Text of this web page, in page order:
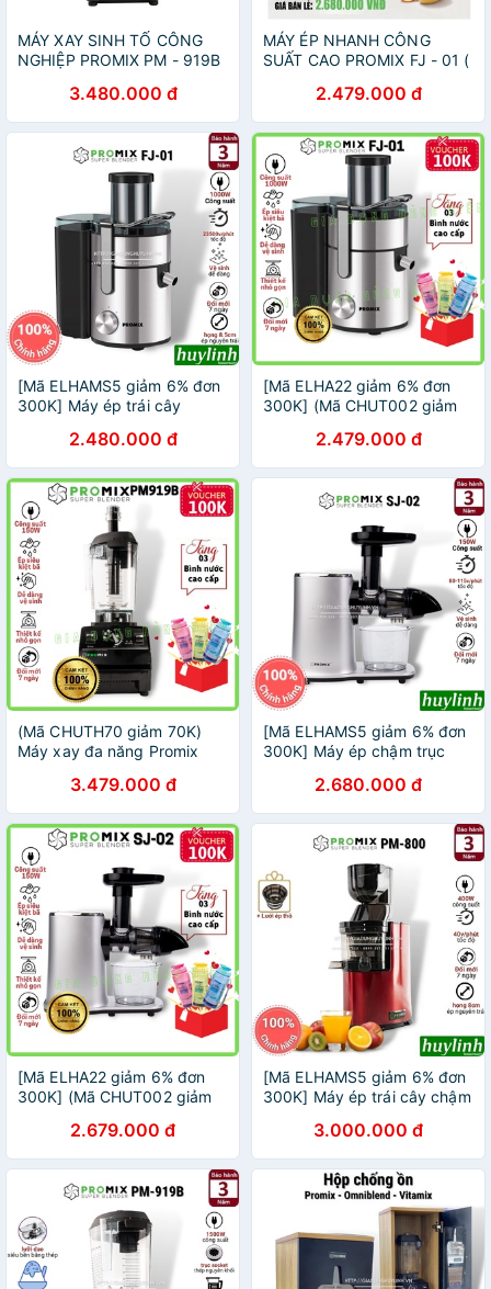
MÁY XAY SINH TỐ CÔNG
NGHIỆP PROMIX PM - 919B
và đá xay yêu thích )
3.480.000 đ
MÁY ÉP NHANH CÔNG
SUẤT CAO PROMIX FJ - 01 (
hành chính hãng 3 năm )
2.479.000 đ
[Mã ELHAMS5 giảm 6% đơn
300K] Máy ép trái cây
2.480.000 đ
[Mã ELHA22 giảm 6% đơn
300K] (Mã CHUT002 giảm
FJ-01 1000W - Hãng chính
hãng
2.479.000 đ
(Mã CHUTH70 giảm 70K)
Máy xay đa năng Promix
3.479.000 đ
[Mã ELHAMS5 giảm 6% đơn
300K] Máy ép chậm trục
2.680.000 đ
[Mã ELHA22 giảm 6% đơn
300K] (Mã CHUT002 giảm
ngang Promix SJ-02 - Hàng
chính hãng
2.679.000 đ
[Mã ELHAMS5 giảm 6% đơn
300K] Máy ép trái cây chậm
Bảo hành 3 năm
3.000.000 đ